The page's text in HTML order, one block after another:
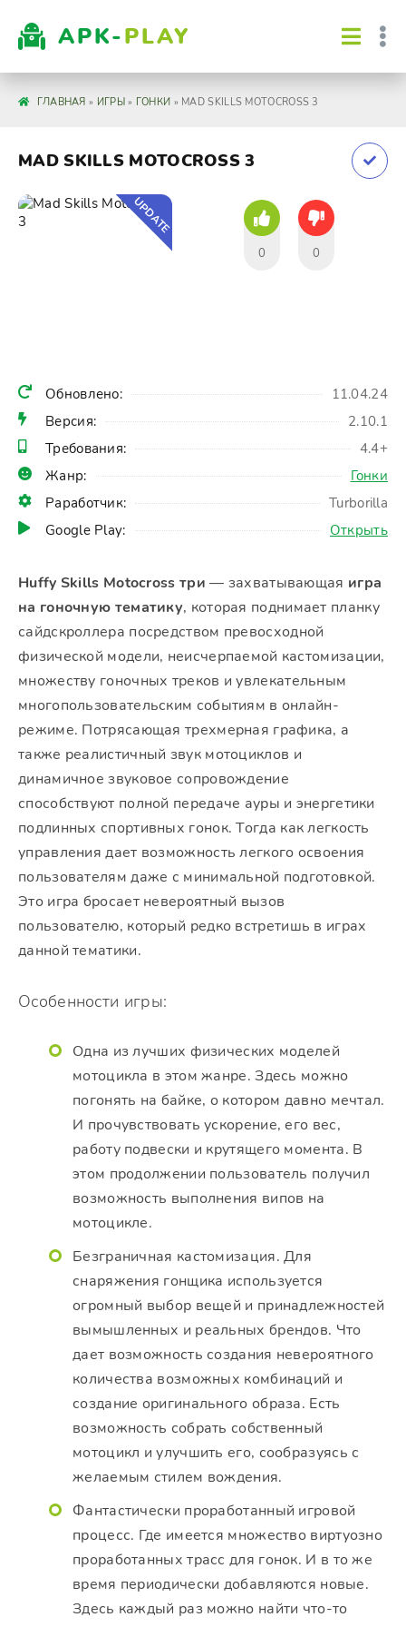
APK-PLAY
ГЛАВНАЯ » ИГРЫ» ГОНКИ » MAD SKILLS MOTOCROSS 3
MAD SKILLS MOTOCROSS 3
Обновлено:
11.04.24
Версия:
2.10.1
Требования:
4.4+
Жанр:
Гонки
Раработчик:
Turborilla
Google Play:
Открыть
UPDATE
0 0
Huffy Skills Motocross три — захватывающая игра
на гоночную тематику, которая поднимает планку
сайдскроллера посредством превосходной
физической модели, неисчерпаемой кастомизации,
множеству гоночных треков и увлекательным
многопользовательским событиям в онлайн-
режиме. Потрясающая трехмерная графика, а
также реалистичный звук мотоциклов и
динамичное звуковое сопровождение
способствуют полной передаче ауры и энергетики
подлинных спортивных гонок. Тогда как легкость
управления дает возможность легкого освоения
пользователям даже с минимальной подготовкой.
Это игра бросает невероятный вызов
пользователю, который редко встретишь в играх
данной тематики.
Особенности игры:
Одна из лучших физических моделей
мотоцикла в этом жанре. Здесь можно
погонять на байке, о котором давно мечтал.
И прочувствовать ускорение, его вес,
работу подвески и крутящего момента. В
этом продолжении пользователь получил
возможность выполнения випов на
мотоцикле.
Безграничная кастомизация. Для
снаряжения гонщика используется
огромный выбор вещей и принадлежностей
вымышленных и реальных брендов. Что
дает возможность создания невероятного
количества возможных комбинаций и
создание оригинального образа. Есть
возможность собрать собственный
мотоцикл и улучшить его, сообразуясь с
желаемым стилем вождения.
Фантастически проработанный игровой
процесс. Где имеется множество виртуозно
проработанных трасс для гонок. И в то же
время периодически добавляются новые.
Здесь каждый раз можно найти что-то